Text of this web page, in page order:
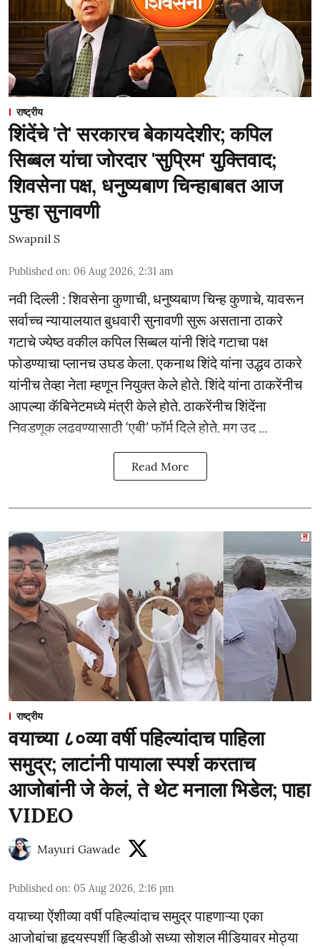
राष्ट्रीय
शिंदेंचे 'ते' सरकारच बेकायदेशीर; कपिल
सिब्बल यांचा जोरदार 'सुप्रिम' युक्तिवाद;
शिवसेना पक्ष, धनुष्यबाण चिन्हाबाबत आज
पुन्हा सुनावणी
Swapnil S
Published on: 06 Aug 2026, 2:31 am
नवी दिल्ली : शिवसेना कुणाची, धनुष्यबाण चिन्ह कुणाचे, यावरून
सर्वाच्च न्यायालयात बुधवारी सुनावणी सुरू असताना ठाकरे
गटाचे ज्येष्ठ वकील कपिल सिब्बल यांनी शिंदे गटाचा पक्ष
फोडण्याचा प्लानच उघड केला. एकनाथ शिंदे यांना उद्धव ठाकरे
यांनीच तेव्हा नेता म्हणून नियुक्त केले होते. शिंदे यांना ठाकरेंनीच
आपल्या कॅबिनेटमध्ये मंत्री केले होते. ठाकरेंनीच शिंदेंना
निवडणूक लढवण्यासाठी ‘एबी’ फॉर्म दिले होते. मग उद ...
Read More
राष्ट्रीय
वयाच्या ८०व्या वर्षी पहिल्यांदाच पाहिला
समुद्र; लाटांनी पायाला स्पर्श करताच
आजोबांनी जे केलं, ते थेट मनाला भिडेल; पाहा
VIDEO
Mayuri Gawade
Published on: 05 Aug 2026, 2:16 pm
वयाच्या ऐंशीव्या वर्षी पहिल्यांदाच समुद्र पाहणाऱ्या एका
आजोबांचा हृदयस्पर्शी व्हिडीओ सध्या सोशल मीडियावर मोठ्या